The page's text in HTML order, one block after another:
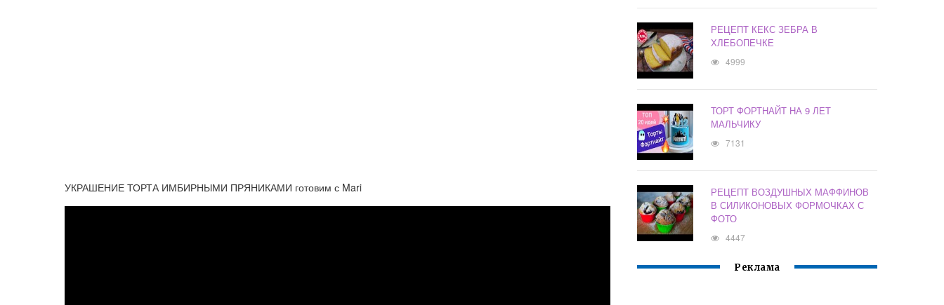
УКРАШЕНИЕ ТОРТА ИМБИРНЫМИ ПРЯНИКАМИ готовим с Mari
РЕЦЕПТ КЕКС ЗЕБРА В
ХЛЕБОПЕЧКЕ
4999
ТОРТ ФОРТНАЙТ НА 9 ЛЕТ
МАЛЬЧИКУ
7131
РЕЦЕПТ ВОЗДУШНЫХ МАФФИНОВ
В СИЛИКОНОВЫХ ФОРМОЧКАХ С
ФОТО
4447
Реклама